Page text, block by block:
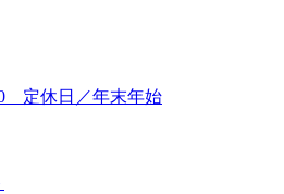
定休日／年末年始